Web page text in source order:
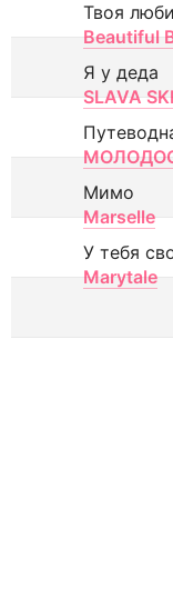
Твоя
Beautiful
Я у деда
SLAVA
Мимо
Marselle
У тебя
Marytale